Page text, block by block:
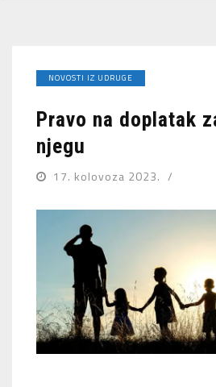
NOVOSTI IZ UDRUGE
Pravo na doplatak
njegu
17. kolovoza 2023.